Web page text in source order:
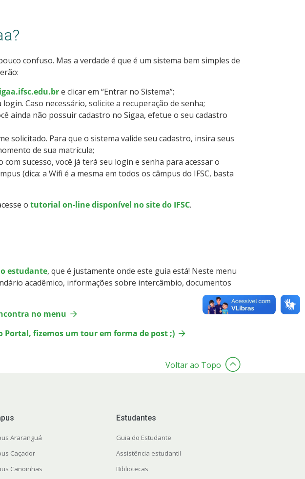
confuso. Mas a verdade é que é um sistema bem simples de
e clicar em “Entrar no Sistema”;
Caso necessário, solicite a recuperação de senha;
ainda não possuir cadastro no Sigaa, efetue o seu cadastro
solicitado. Para que o sistema valide seu cadastro, insira seus
de sua matrícula;
sucesso, você já terá seu login e senha para acessar o
(dica: a Wifi é a mesma em todos os câmpus do IFSC, basta
o tutorial on-line disponível no site do IFSC.
estudante, que é justamente onde este guia está! Neste menu
acadêmico, informações sobre intercâmbio, documentos
no menu
Portal, fizemos um tour em forma de post ;)
Voltar ao Topo
Araranguá
Caçador
Canoinhas
Estudantes
Guia do Estudante
Assistência estudantil
Bibliotecas